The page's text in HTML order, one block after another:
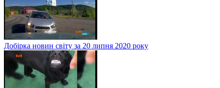
Добірка новин світу за 20 липня 2020 року